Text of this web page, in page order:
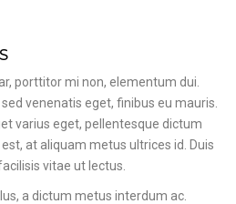
porttitor mi non, elementum dui.
venenatis eget, finibus eu mauris.
varius eget, pellentesque dictum
at aliquam metus ultrices id. Duis
vitae ut lectus.
a dictum metus interdum ac.